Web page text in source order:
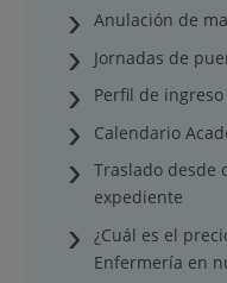
Anulación de
Jornadas de
Perfil de
Calendario
Traslado desde
expediente
¿Cuál es el
Enfermería en